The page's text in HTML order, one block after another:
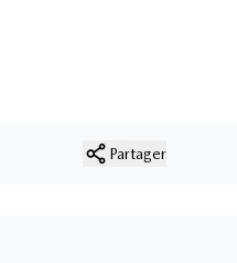
Partager